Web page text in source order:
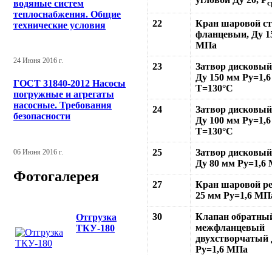
водяные систем
теплоснабжения. Общие
технические условия
24 Июня 2016 г.
ГОСТ 31840-2012 Насосы
погружные и агрегаты
насосные. Требования
безопасности
06 Июня 2016 г.
Фотогалерея
Отгрузка
ТКУ-180
22
Кран шаровой
фланцевыи, Ду
МПа
23
Затвор
Ду 150 мм
Т=130°С
24
Затвор
Ду 100 мм
Т=130°С
25
Затвор
Ду 80 мм Ру=1,6
27
Кран шаровой
25 мм Ру=1,6
30
Клапан
межфланцевый
Ру=1,6 МПа